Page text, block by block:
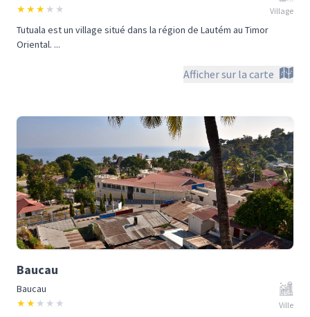
★★★ ★ ★ Village
Tutuala est un village situé dans la région de Lautém au Timor
Oriental. ...
Afficher sur la carte
Baucau
Baucau
★★ ★ ★ ★ Ville